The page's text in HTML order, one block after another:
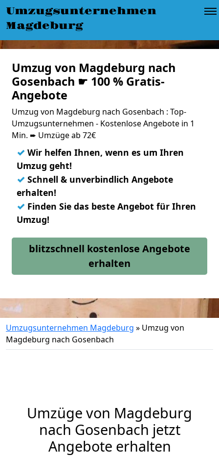
Umzugsunternehmen
Magdeburg
Umzug von Magdeburg nach
Gosenbach ☛ 100 % Gratis-
Angebote
Umzug von Magdeburg nach Gosenbach : Top-
Umzugsunternehmen - Kostenlose Angebote in 1
Min. ➨ Umzüge ab 72€
✓ Wir helfen Ihnen, wenn es um Ihren
Umzug geht!
✓ Schnell & unverbindlich Angebote
erhalten!
✓ Finden Sie das beste Angebot für Ihren
Umzug!
blitzschnell kostenlose Angebote
erhalten
Umzugsunternehmen Magdeburg » Umzug von
Magdeburg nach Gosenbach
Umzüge von Magdeburg
nach Gosenbach jetzt
Angebote erhalten